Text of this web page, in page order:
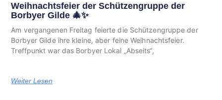
Weihnachtsfeier der Schützengruppe der
Borbyer Gilde 🎄✨
Am vergangenen Freitag feierte die Schützengruppe der
Borbyer Gilde ihre kleine, aber feine Weihnachtsfeier.
Treffpunkt war das Borbyer Lokal „Abseits“,
Weiter Lesen